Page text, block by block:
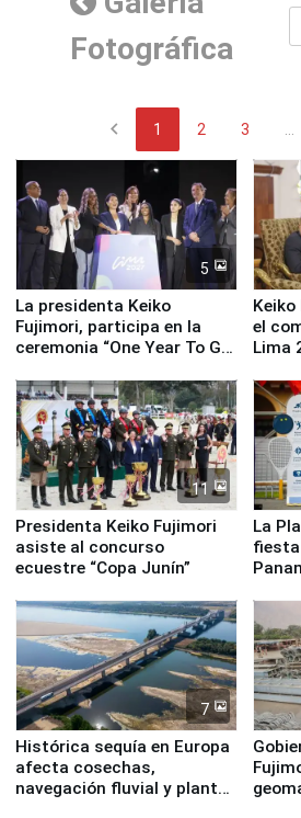
Fotográfica
chevron_left 1 2 3
5
La presidenta Keiko
Fujimori, participa en la
ceremonia “One Year To Go
Keiko
el
Lima
11
Presidenta Keiko Fujimori
asiste al concurso
ecuestre “Copa Junín”
La
fiesta
7
Histórica sequía en Europa
afecta cosechas,
navegación fluvial y plantas